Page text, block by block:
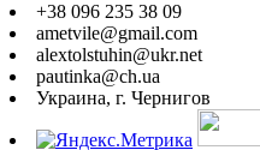
+38 096 235 38 09
ametvile@gmail.com
alextolstuhin@ukr.net
pautinka@ch.ua
Украина, г. Чернигов